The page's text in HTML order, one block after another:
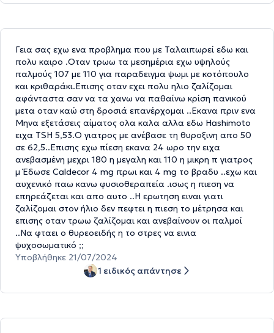
Γεια σας εχω ενα προβλημα που με Ταλαιπωρεί εδω και
πολυ καιρο .Οταν τρωω τα μεσημέρια εχω υψηλούς
παλμούς 107 με 110 για παραδειγμα ψωμι με κοτόπουλο
και κριθαράκι.Επισης οταν εχει πολυ ηλιο ζαλίζομαι
αφάνταστα σαν να τα χανω να παθαίνω κρίση πανικού
μετα οταν καώ στη δροσιά επανέρχομαι ..Εκανα πριν ενα
Μηνα εξετάσεις αίματος ολα καλα αλλα εδω Hashimoto
ειχα TSH 5,53.Ο γιατρος με ανέβασε τη θυροξινη απο 50
σε 62,5..Επισης εχω πίεση εκανα 24 ωρο την ειχα
ανεβασμένη μεχρι 180 η μεγαλη και 110 η μικρη π γιατρος
μ Έδωσε Caldecor 4 mg πρωι και 4 mg το βραδυ ..εχω και
αυχενικό παω κανω φυσιοθεραπεία .ισως η πιεση να
επηρεάζεται και απο αυτο ..Η ερωτηση ειναι γιατι
ζαλίζομαι στον ήλιο δεν πεφτει η πιεση το μέτρησα και
επισης οταν τρωω ζαλίζομαι και ανεβαίνουν οι παλμοί
..Να φταει ο θυρεοειδής η το στρες να εινια
ψυχοσωματικό ;;
Υποβλήθηκε 21/07/2024
1 ειδικός απάντησε